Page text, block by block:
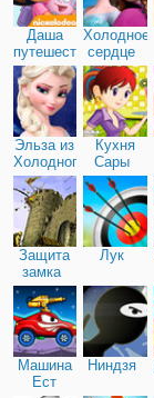
Даша
путешественница
Холодное
сердце
Эльза из
Холодного
сердца
Кухня
Сары
Защита
замка
Лук
Машина
Ест
Ниндзя